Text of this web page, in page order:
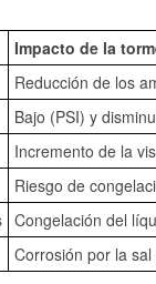
Impacto de la
Reducción de los
Bajo (PSI) y
Incremento de la
Riesgo de
Congelación del
Corrosión por la